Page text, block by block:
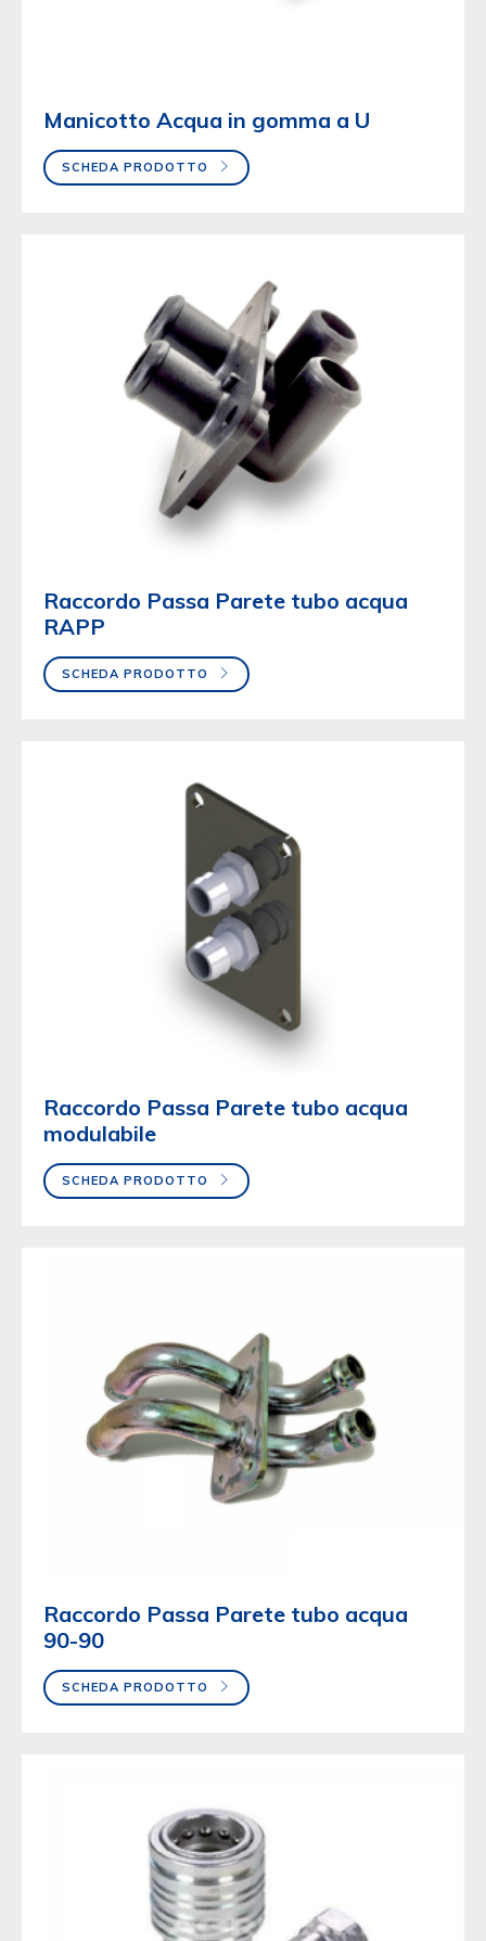
Manicotto Acqua in gomma a U
SCHEDA PRODOTTO
Raccordo Passa Parete tubo acqua
RAPP
SCHEDA PRODOTTO
Raccordo Passa Parete tubo acqua
modulabile
SCHEDA PRODOTTO
Raccordo Passa Parete tubo acqua
90-90
SCHEDA PRODOTTO